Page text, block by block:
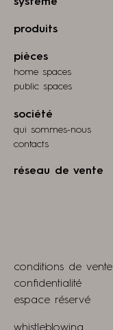
système
produits
pièces
home spaces
public spaces
société
qui sommes-nous
contacts
réseau de vente
conditions de vente
confidentialité
espace réservé